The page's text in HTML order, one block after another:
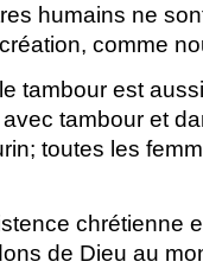
humains ne
comme
tambour est
tambour et
toutes les
chrétienne
de Dieu au